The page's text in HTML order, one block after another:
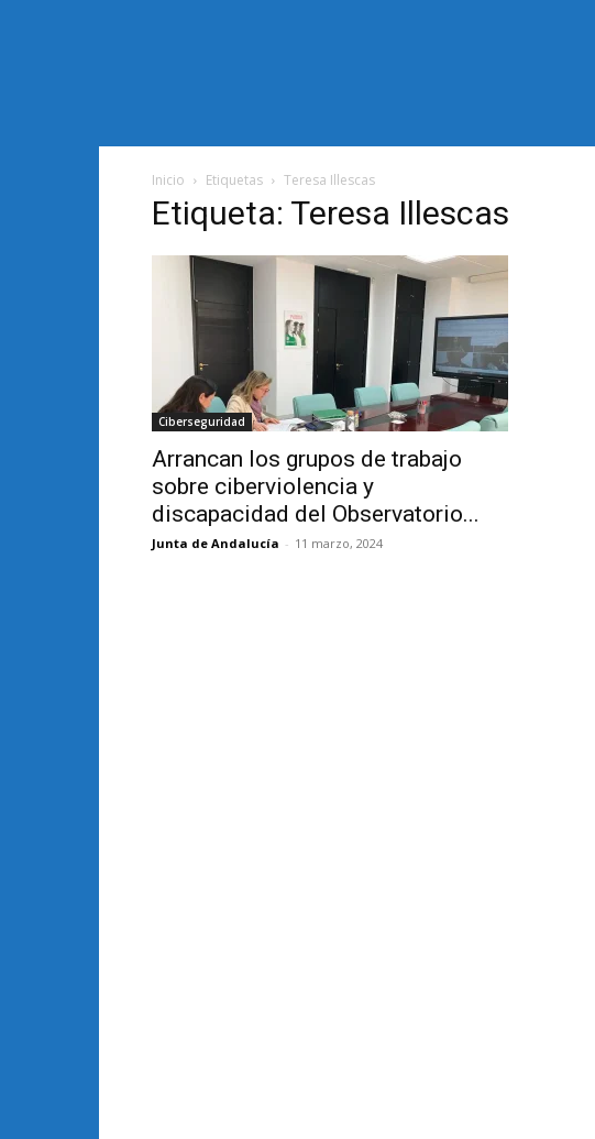
Inicio Etiquetas Teresa Illescas
Etiqueta: Teresa Illescas
Ciberseguridad
Arrancan los grupos de trabajo
sobre ciberviolencia y
discapacidad del Observatorio...
Junta de Andalucía - 11 marzo, 2024